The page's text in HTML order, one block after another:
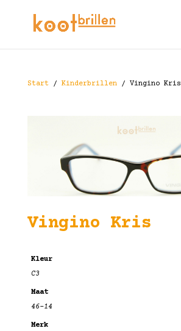
Start/ Kinderbrillen/ Vingino Kris
Vingino Kris
Kleur
C3
Maat
46-14
Merk